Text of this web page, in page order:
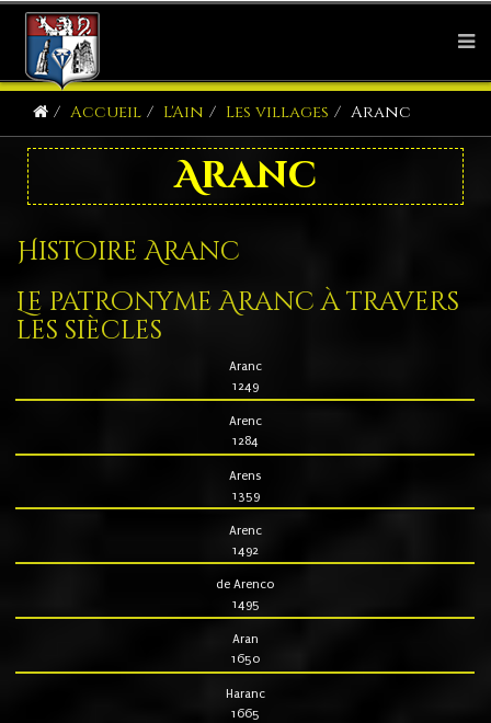
Accueil L'Ain Les villages Aranc
Aranc
Histoire Aranc
Le patronyme Aranc à travers
les siècles
Aranc
1249
Arenc
1284
Arens
1359
Arenc
1492
de Arenco
1495
Aran
1650
Haranc
1665